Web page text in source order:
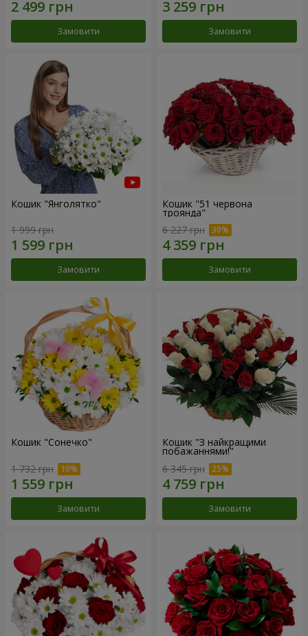
Замовити Замовити
Кошик "Янголятко"
1 999 грн
Замовити
Кошик "51 червона
троянда"
6 227 грн
Замовити
Кошик "Сонечко"
1 732 грн
Замовити
Кошик "З найкращими
побажаннями!"
6 345 грн
Замовити